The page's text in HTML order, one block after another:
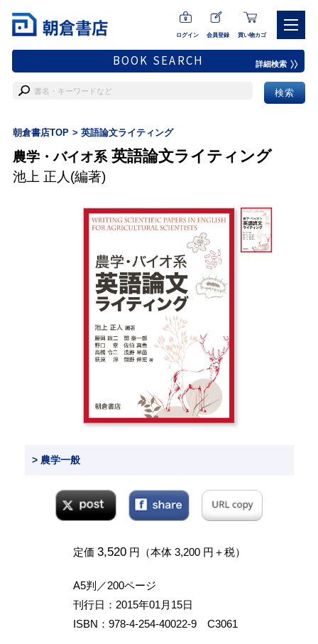
ログイン 会員登録 買い物カゴ
BOOK SEARCH 詳細検索
朝倉書店TOP 英語論文ライティング
農学・バイオ系英語論文ライティング
池上 正人 (編著)
> 農学一般
定価 3,520円（本体 3,200 円＋税）
A5判／200ページ
刊行日：2015年01月15日
ISBN：978-4-254-40022-9 C3061